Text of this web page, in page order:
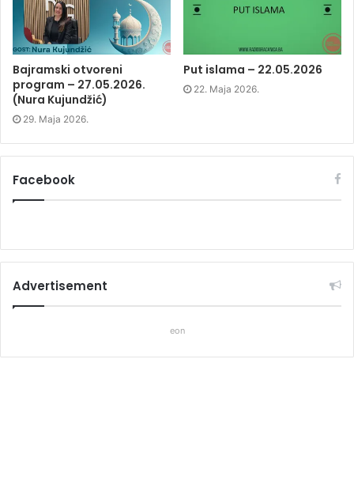
d
o
w
)
o
w
)
o
w
)
Bajramski otvoreni
program – 27.05.2026.
(Nura Kujundžić)
29. Maja 2026.
Put islama – 22.05.2026
22. Maja 2026.
Facebook
Advertisement
eon